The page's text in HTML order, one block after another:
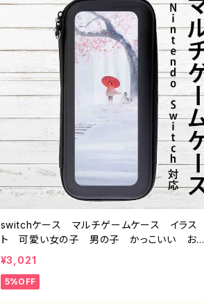
switchケース マルチゲームケース イラス
ト 可愛い女の子 男の子 かっこいい おし
ゃれ エモい 風景 綺麗 美しい 景色 ス
イッチケース カバー 個性的 おすすめ 人
気 イラストレーター クリエイター 絵師
¥3,021
5%OFF